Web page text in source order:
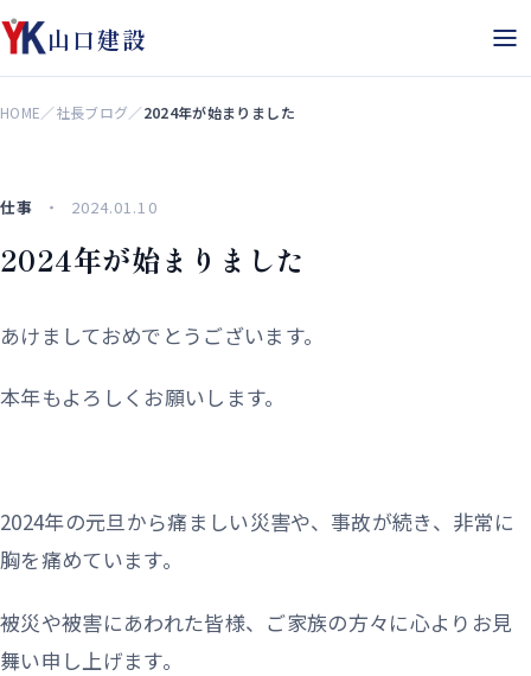
山口建設
HOME／社長ブログ／2024年が始まりました
仕事 2024.01.10
2024年が始まりました
あけましておめでとうございます。
本年もよろしくお願いします。
2024年の元旦から痛ましい災害や、事故が続き、非常に
胸を痛めています。
被災や被害にあわれた皆様、ご家族の方々に心よりお見
舞い申し上げます。